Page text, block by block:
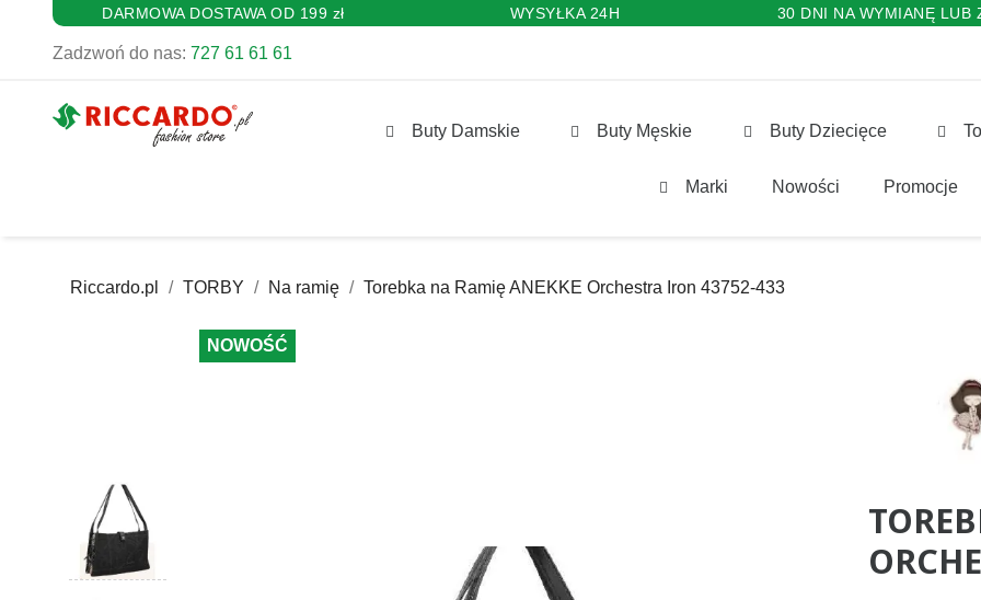
DARMOWA DOSTAWA OD 199 zł WYSYŁKA 24H 30 DNI NA WYMIANĘ LUB
Zadzwoń do nas: 727 61 61 61
Buty Damskie Buty Męskie Buty Dziecięce
Marki Nowości Promocje
Riccardo.pl TORBY Na ramię Torebka na Ramię ANEKKE Orchestra Iron 43752-433
NOWOŚĆ